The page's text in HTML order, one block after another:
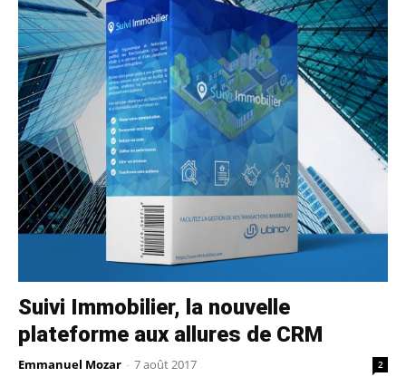
Suivi Immobilier, la nouvelle
plateforme aux allures de CRM
Emmanuel Mozar - 7 août 2017 2